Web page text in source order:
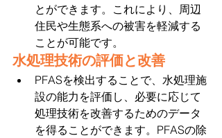
とができます。これにより、周辺
住民や生態系への被害を軽減する
ことが可能です。
水処理技術の評価と改善
PFASを検出することで、水処理施
設の能力を評価し、必要に応じて
処理技術を改善するためのデータ
を得ることができます。PFASの除